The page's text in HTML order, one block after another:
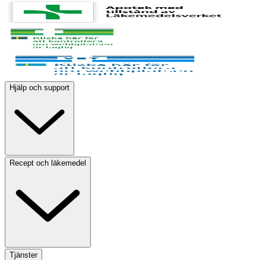
Hjälp och support
Recept och läkemedel
Tjänster